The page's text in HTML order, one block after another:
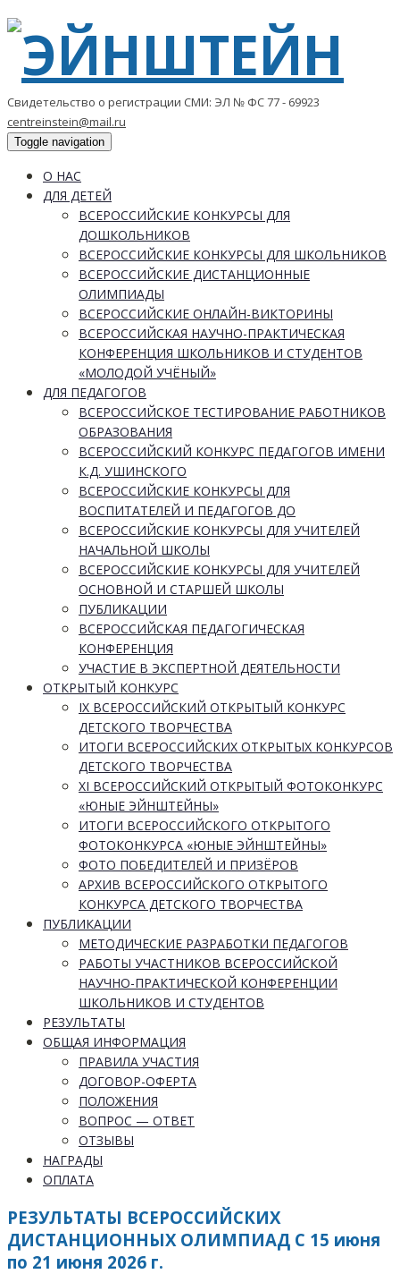
Свидетельство о регистрации СМИ: ЭЛ № ФС 77 - 69923
centreinstein@mail.ru
Toggle navigation
О НАС
ДЛЯ ДЕТЕЙ
ВСЕРОССИЙСКИЕ КОНКУРСЫ ДЛЯ
ДОШКОЛЬНИКОВ
ВСЕРОССИЙСКИЕ КОНКУРСЫ ДЛЯ ШКОЛЬНИКОВ
ВСЕРОССИЙСКИЕ ДИСТАНЦИОННЫЕ
ОЛИМПИАДЫ
ВСЕРОССИЙСКИЕ ОНЛАЙН-ВИКТОРИНЫ
ВСЕРОССИЙСКАЯ НАУЧНО-ПРАКТИЧЕСКАЯ
КОНФЕРЕНЦИЯ ШКОЛЬНИКОВ И СТУДЕНТОВ
«МОЛОДОЙ УЧЁНЫЙ»
ДЛЯ ПЕДАГОГОВ
ВСЕРОССИЙСКОЕ ТЕСТИРОВАНИЕ РАБОТНИКОВ
ОБРАЗОВАНИЯ
ВСЕРОССИЙСКИЙ КОНКУРС ПЕДАГОГОВ ИМЕНИ
К.Д. УШИНСКОГО
ВСЕРОССИЙСКИЕ КОНКУРСЫ ДЛЯ
ВОСПИТАТЕЛЕЙ И ПЕДАГОГОВ ДО
ВСЕРОССИЙСКИЕ КОНКУРСЫ ДЛЯ УЧИТЕЛЕЙ
НАЧАЛЬНОЙ ШКОЛЫ
ВСЕРОССИЙСКИЕ КОНКУРСЫ ДЛЯ УЧИТЕЛЕЙ
ОСНОВНОЙ И СТАРШЕЙ ШКОЛЫ
ПУБЛИКАЦИИ
ВСЕРОССИЙСКАЯ ПЕДАГОГИЧЕСКАЯ
КОНФЕРЕНЦИЯ
УЧАСТИЕ В ЭКСПЕРТНОЙ ДЕЯТЕЛЬНОСТИ
ОТКРЫТЫЙ КОНКУРС
IX ВСЕРОССИЙСКИЙ ОТКРЫТЫЙ КОНКУРС
ДЕТСКОГО ТВОРЧЕСТВА
ИТОГИ ВСЕРОССИЙСКИХ ОТКРЫТЫХ КОНКУРСОВ
ДЕТСКОГО ТВОРЧЕСТВА
XI ВСЕРОССИЙСКИЙ ОТКРЫТЫЙ ФОТОКОНКУРС
«ЮНЫЕ ЭЙНШТЕЙНЫ»
ИТОГИ ВСЕРОССИЙСКОГО ОТКРЫТОГО
ФОТОКОНКУРСА «ЮНЫЕ ЭЙНШТЕЙНЫ»
ФОТО ПОБЕДИТЕЛЕЙ И ПРИЗЁРОВ
АРХИВ ВСЕРОССИЙСКОГО ОТКРЫТОГО
КОНКУРСА ДЕТСКОГО ТВОРЧЕСТВА
ПУБЛИКАЦИИ
МЕТОДИЧЕСКИЕ РАЗРАБОТКИ ПЕДАГОГОВ
РАБОТЫ УЧАСТНИКОВ ВСЕРОССИЙСКОЙ
НАУЧНО-ПРАКТИЧЕСКОЙ КОНФЕРЕНЦИИ
ШКОЛЬНИКОВ И СТУДЕНТОВ
РЕЗУЛЬТАТЫ
ОБЩАЯ ИНФОРМАЦИЯ
ПРАВИЛА УЧАСТИЯ
ДОГОВОР-ОФЕРТА
ПОЛОЖЕНИЯ
ВОПРОС — ОТВЕТ
ОТЗЫВЫ
НАГРАДЫ
ОПЛАТА
РЕЗУЛЬТАТЫ ВСЕРОССИЙСКИХ
ДИСТАНЦИОННЫХ ОЛИМПИАД С 15 июня
по 21 июня 2026 г.